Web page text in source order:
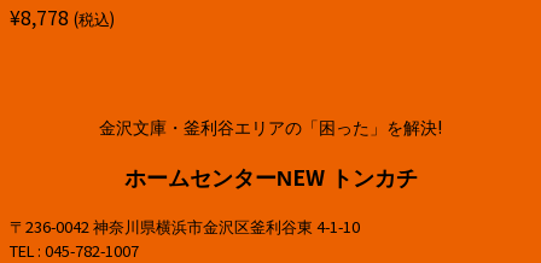
¥8,778 (税込)
金沢文庫・釜利谷エリアの「困った」を解決!
ホームセンターNEW トンカチ
〒236-0042 神奈川県横浜市金沢区釜利谷東 4-1-10
TEL : 045-782-1007